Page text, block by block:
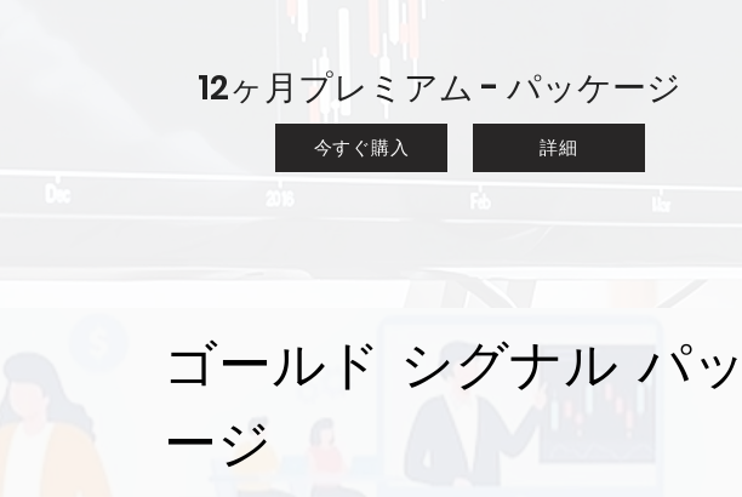
12ヶ月プレミアム - パッケージ
今すぐ購入 詳細
ゴールド シグナル パ
ージ